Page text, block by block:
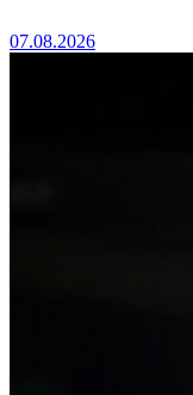
07.08.2026